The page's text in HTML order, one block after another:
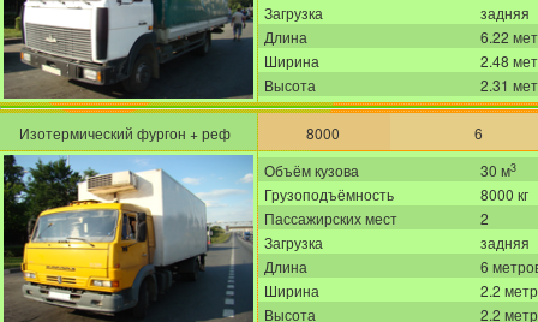
Загрузка
задняя
Длина
6.22
Ширина
2.48
Высота
2.31
Изотермический фургон + реф 8000
6
Объём кузова
30 м3
Грузоподъёмность
8000 кг
Пассажирских мест
2
Загрузка
задняя
Длина
6
Ширина
2.2
Высота
2.2